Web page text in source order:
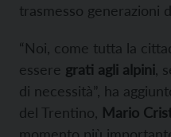
trasmesso generazioni
“Noi, come tutta la
essere grati agli alpini ,
di necessità”, ha
del Trentino, Mario
momento più